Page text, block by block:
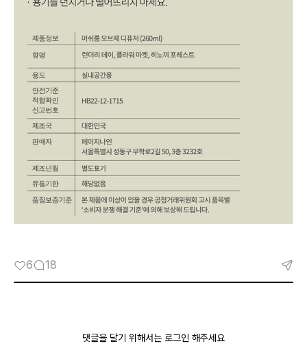
6 18
댓글을 달기 위해서는 로그인 해주세요